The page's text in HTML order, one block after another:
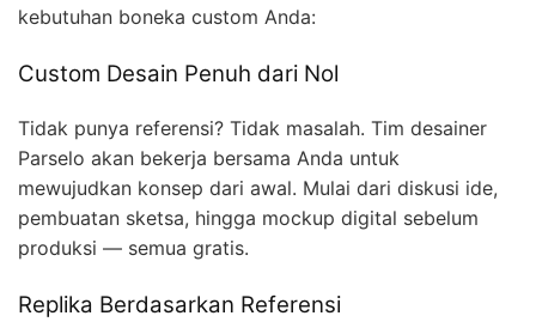
kebutuhan boneka custom Anda:
Custom Desain Penuh dari Nol
Tidak punya referensi? Tidak masalah. Tim desainer
Parselo akan bekerja bersama Anda untuk
mewujudkan konsep dari awal. Mulai dari diskusi ide,
pembuatan sketsa, hingga mockup digital sebelum
produksi — semua gratis.
Replika Berdasarkan Referensi